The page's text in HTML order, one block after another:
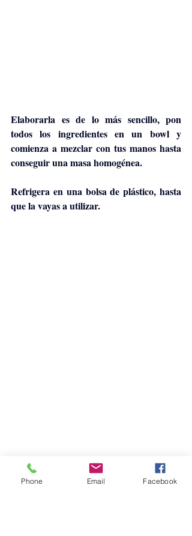
Elaborarla es de lo más sencillo, pon
todos los ingredientes en un bowl y
comienza a mezclar con tus manos hasta
conseguir una masa homogénea.
Refrigera en una bolsa de plástico, hasta
que la vayas a utilizar.
Phone Email Facebook